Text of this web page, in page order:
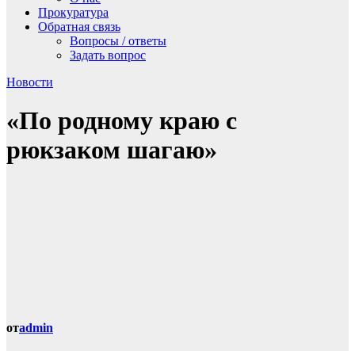
Прокуратура
Обратная связь
Вопросы / ответы
Задать вопрос
Новости
«По родному краю с
рюкзаком шагаю»
отadmin